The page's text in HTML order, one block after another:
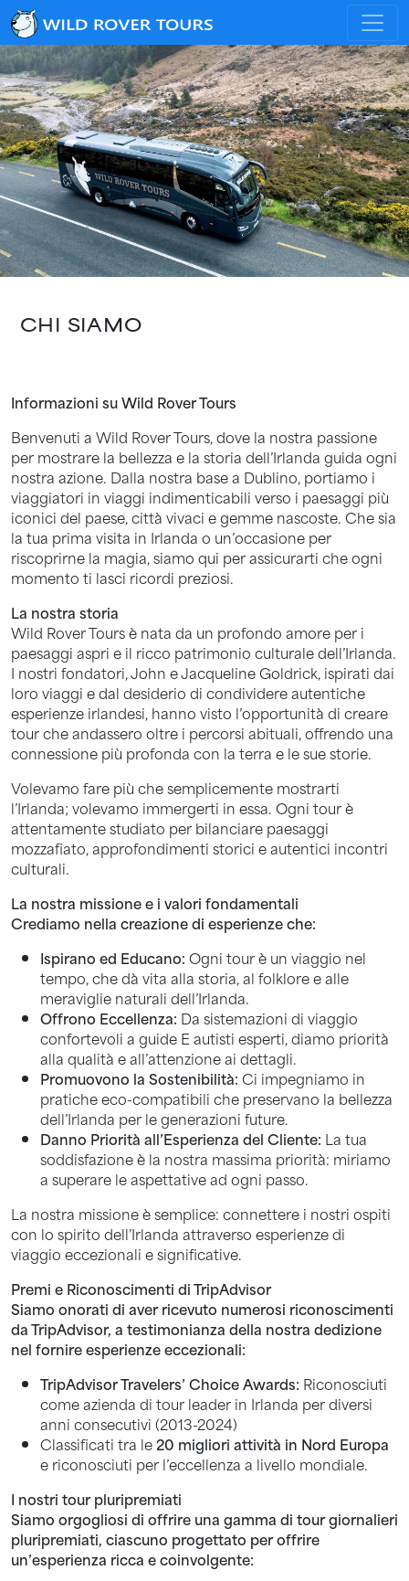
CHI SIAMO
Informazioni su Wild Rover Tours
Benvenuti a Wild Rover Tours, dove la nostra passione
per mostrare la bellezza e la storia dell’Irlanda guida ogni
nostra azione. Dalla nostra base a Dublino, portiamo i
viaggiatori in viaggi indimenticabili verso i paesaggi più
iconici del paese, città vivaci e gemme nascoste. Che sia
la tua prima visita in Irlanda o un’occasione per
riscoprirne la magia, siamo qui per assicurarti che ogni
momento ti lasci ricordi preziosi.
La nostra storia
Wild Rover Tours è nata da un profondo amore per i
paesaggi aspri e il ricco patrimonio culturale dell’Irlanda.
I nostri fondatori, John e Jacqueline Goldrick, ispirati dai
loro viaggi e dal desiderio di condividere autentiche
esperienze irlandesi, hanno visto l’opportunità di creare
tour che andassero oltre i percorsi abituali, offrendo una
connessione più profonda con la terra e le sue storie.
Volevamo fare più che semplicemente mostrarti
l’Irlanda; volevamo immergerti in essa. Ogni tour è
attentamente studiato per bilanciare paesaggi
mozzafiato, approfondimenti storici e autentici incontri
culturali.
La nostra missione e i valori fondamentali
Crediamo nella creazione di esperienze che:
Ispirano ed Educano: Ogni tour è un viaggio nel
tempo, che dà vita alla storia, al folklore e alle
meraviglie naturali dell’Irlanda.
Offrono Eccellenza: Da sistemazioni di viaggio
confortevoli a guide E autisti esperti, diamo priorità
alla qualità e all’attenzione ai dettagli.
Promuovono la Sostenibilità: Ci impegniamo in
pratiche eco-compatibili che preservano la bellezza
dell’Irlanda per le generazioni future.
Danno Priorità all’Esperienza del Cliente: La tua
soddisfazione è la nostra massima priorità: miriamo
a superare le aspettative ad ogni passo.
La nostra missione è semplice: connettere i nostri ospiti
con lo spirito dell’Irlanda attraverso esperienze di
viaggio eccezionali e significative.
Premi e Riconoscimenti di TripAdvisor
Siamo onorati di aver ricevuto numerosi riconoscimenti
da TripAdvisor, a testimonianza della nostra dedizione
nel fornire esperienze eccezionali:
TripAdvisor Travelers’ Choice Awards: Riconosciuti
come azienda di tour leader in Irlanda per diversi
anni consecutivi (2013-2024)
Classificati tra le20 migliori attività in Nord Europa
e riconosciuti per l’eccellenza a livello mondiale.
I nostri tour pluripremiati
Siamo orgogliosi di offrire una gamma di tour giornalieri
pluripremiati, ciascuno progettato per offrire
un’esperienza ricca e coinvolgente: